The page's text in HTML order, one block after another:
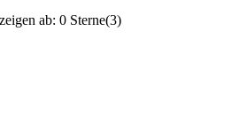
ab: 0 Sterne(3)